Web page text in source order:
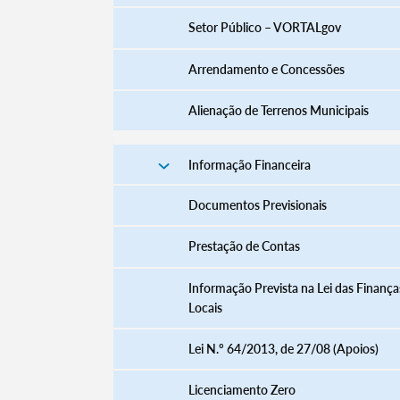
Setor Público – VORTALgov
Arrendamento e Concessões
Alienação de Terrenos Municipais
Informação Financeira
Documentos Previsionais
Prestação de Contas
Informação Prevista na Lei das
Locais
Lei N.º 64/2013, de 27/08 (Apoios)
Licenciamento Zero